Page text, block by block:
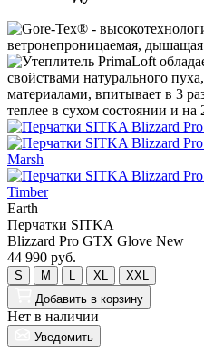
Earth
Перчатки SITKA
Blizzard Pro GTX Glove New
44 990 руб.
S M L XL
XXL
Добавить в корзину
Нет в наличии
Уведомить